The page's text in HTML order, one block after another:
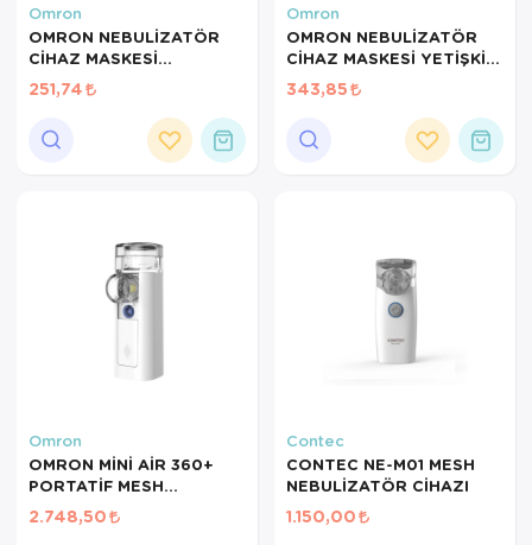
Omron
OMRON NEBULİZATÖR
CİHAZ MASKESİ
PEDİATRİK C28 YENİ
KASA İÇİN UYGUN NEW
251,74
Omron
OMRON NEBULİZATÖR
CİHAZ MASKESİ YETİŞKİN
C28 YENİ KASA İÇİN
UYGUN NEW
343,85
Omron
OMRON MİNİ AİR 360+
PORTATİF MESH
NEBÜLİZATöR
2.748,50
Contec
CONTEC NE-M01 MESH
NEBULİZATÖR CİHAZI
1.150,00